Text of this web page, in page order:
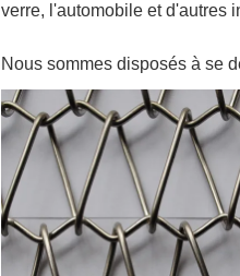
verre, l'automobile et d'autres
Nous sommes disposés à se